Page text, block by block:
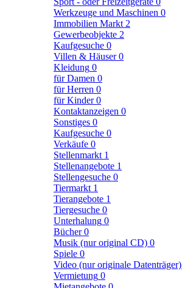
Werkzeuge und Maschinen 0
Immobilien Markt 2
Gewerbeobjekte 2
Kaufgesuche 0
Villen & Häuser0
Kleidung 0
für Damen 0
für Herren 0
für Kinder0
Kontaktanzeigen 0
Sonstiges 0
Kaufgesuche 0
Verkäufe 0
Stellenmarkt 1
Stellenangebote 1
Stellengesuche 0
Tiermarkt 1
Tierangebote 1
Tiergesuche 0
Unterhalung 0
Bücher0
Musik (nur original CD) 0
Spiele 0
Video (nur originale Datenträger)
Vermietung 0